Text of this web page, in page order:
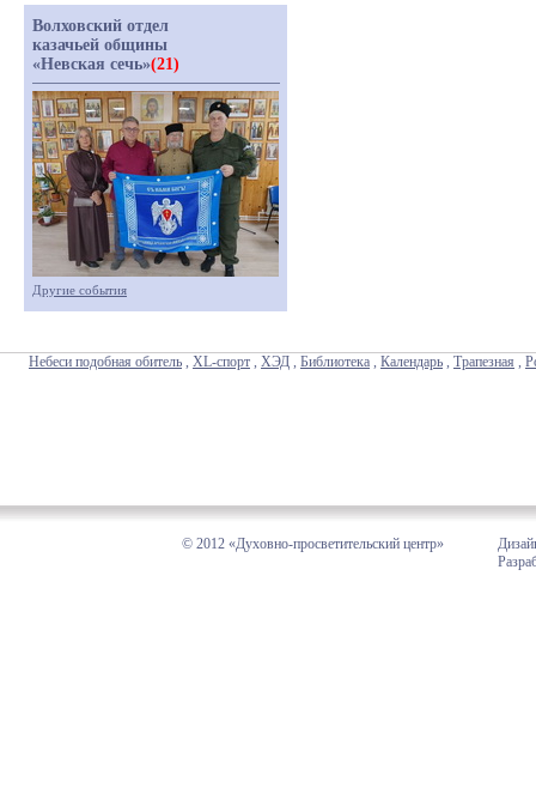
Волховский отдел
казачьей общины
«Невская сечь»(21)
Другие события
Небеси подобная обитель , XL-спорт , ХЭД , Библиотека , Календарь , Трапезная ,
© 2012 «Духовно-просветительский центр»